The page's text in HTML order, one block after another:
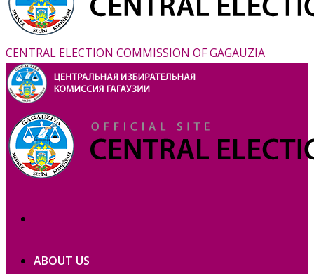
CENTRAL ELECTION COMMISSION OF GAGAUZIA
ABOUT US